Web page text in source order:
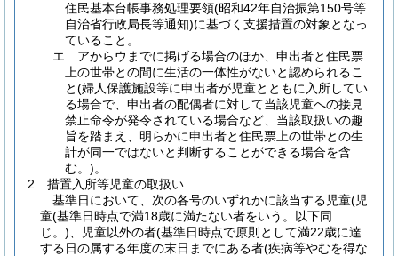
住民基本台帳事務処理要領(昭和42年自治振第150号等
自治省行政局長等通知)に基づく支援措置の対象となっ
ていること。
エ アからウまでに掲げる場合のほか、申出者と住民票
上の世帯との間に生活の一体性がないと認められるこ
と(婦人保護施設等に申出者が児童とともに入所してい
る場合で、申出者の配偶者に対して当該児童への接見
禁止命令が発令されている場合など、当該取扱いの趣
旨を踏まえ、明らかに申出者と住民票上の世帯との生
計が同一ではないと判断することができる場合を含
む。)。
2 措置入所等児童の取扱い
基準日において、次の各号のいずれかに該当する児童(児
童(基準日時点で満18歳に満たない者をいう。以下同
じ。)、児童以外の者(基準日時点で原則として満22歳に達
する日の属する年度の末日までにある者(疾病等やむを得な